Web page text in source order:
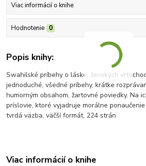
Viac informácií o knihe
Hodnotenie 0
Popis knihy:
Swahilské príbehy o láske, ženských
jednoduché, všedné príbehy, krátke
humorným obsahom, žartovné poviedky. Na
príslovie, ktoré vyjadruje morálne ponaučenie
tvrdá väzba, väčší formát, 224 strán
Viac informácií o knihe